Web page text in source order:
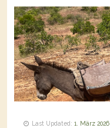
Last Updated: 1. März 2026